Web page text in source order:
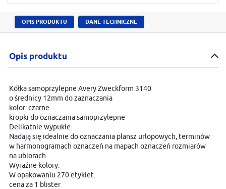
OPIS PRODUKTU DANE TECHNICZNE
Opis produktu
Kółka samoprzylepne Avery Zweckform 3140
o średnicy 12mm do zaznaczania
kolor: czarne
kropki do oznaczania samoprzylepne
Delikatnie wypukłe.
Nadają się idealnie do oznaczania plansz urlopowych, terminów
w harmonogramach oznaczeń na mapach oznaczeń rozmiarów
na ubiorach.
Wyraźne kolory.
W opakowaniu 270 etykiet.
cena za 1 blister